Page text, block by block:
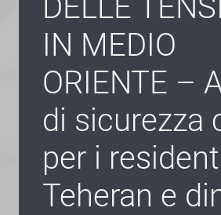
DELLE
IN MEDIO
ORIENTE –
di sicurezza
per i
Teheran e